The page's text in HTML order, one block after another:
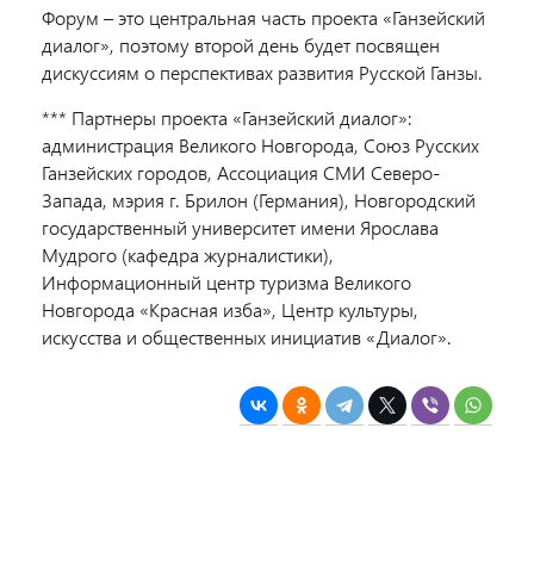
Форум – это центральная часть проекта «Ганзейский
диалог», поэтому второй день будет посвящен
дискуссиям о перспективах развития Русской Ганзы.
*** Партнеры проекта «Ганзейский диалог»:
администрация Великого Новгорода, Союз Русских
Ганзейских городов, Ассоциация СМИ Северо-
Запада, мэрия г. Брилон (Германия), Новгородский
государственный университет имени Ярослава
Мудрого (кафедра журналистики),
Информационный центр туризма Великого
Новгорода «Красная изба», Центр культуры,
искусства и общественных инициатив «Диалог».